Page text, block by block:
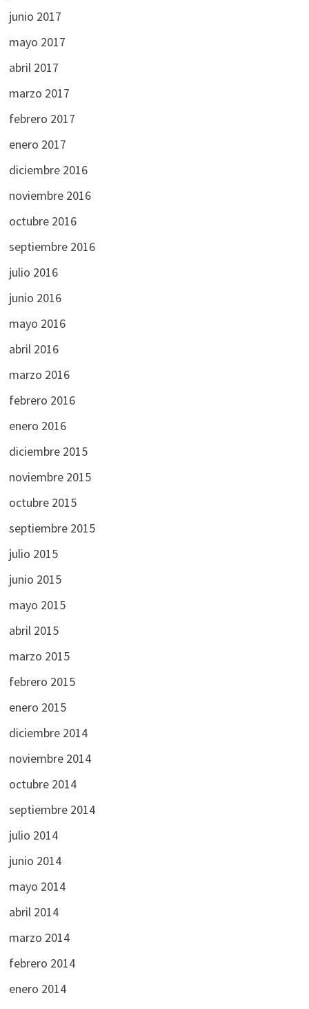
junio 2017
mayo 2017
abril 2017
marzo 2017
febrero 2017
enero 2017
diciembre 2016
noviembre 2016
octubre 2016
septiembre 2016
julio 2016
junio 2016
mayo 2016
abril 2016
marzo 2016
febrero 2016
enero 2016
diciembre 2015
noviembre 2015
octubre 2015
septiembre 2015
julio 2015
junio 2015
mayo 2015
abril 2015
marzo 2015
febrero 2015
enero 2015
diciembre 2014
noviembre 2014
octubre 2014
septiembre 2014
julio 2014
junio 2014
mayo 2014
abril 2014
marzo 2014
febrero 2014
enero 2014